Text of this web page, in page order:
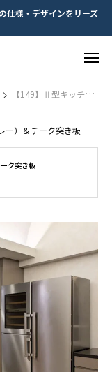
仕様・デザインをリーズ
【149】Ⅱ型キッチン フラット塗装扉（グレー）＆チーク突き板
）＆チーク突き板
ク突き板